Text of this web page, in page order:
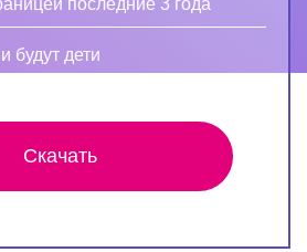
будут дети
Скачать